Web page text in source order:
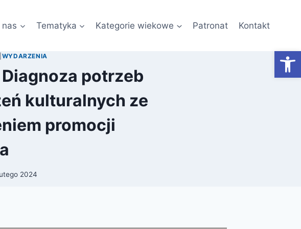
nas Tematyka Kategorie wiekowe Patronat Kontakt
WYDARZENIA
potrzeb
kulturalnych ze
promocji
2024